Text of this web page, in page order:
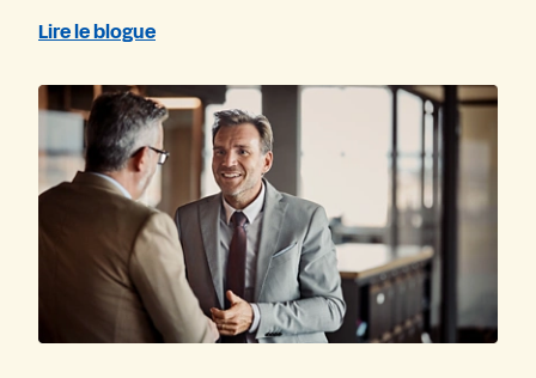
Lire le blogue